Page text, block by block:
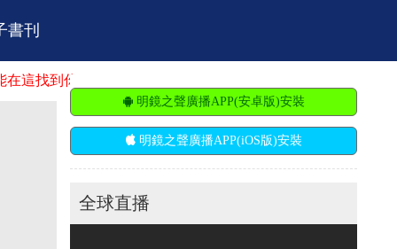
書刊
台。明鏡火拍招聘：市場營銷、廣告推廣、節目主持人、電
明鏡之聲廣播APP(安卓版)安裝
明鏡之聲廣播APP(iOS版)安裝
全球直播